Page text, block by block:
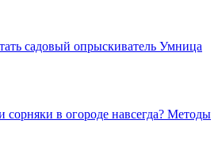
садовый опрыскиватель Умница
в огороде навсегда? Методы